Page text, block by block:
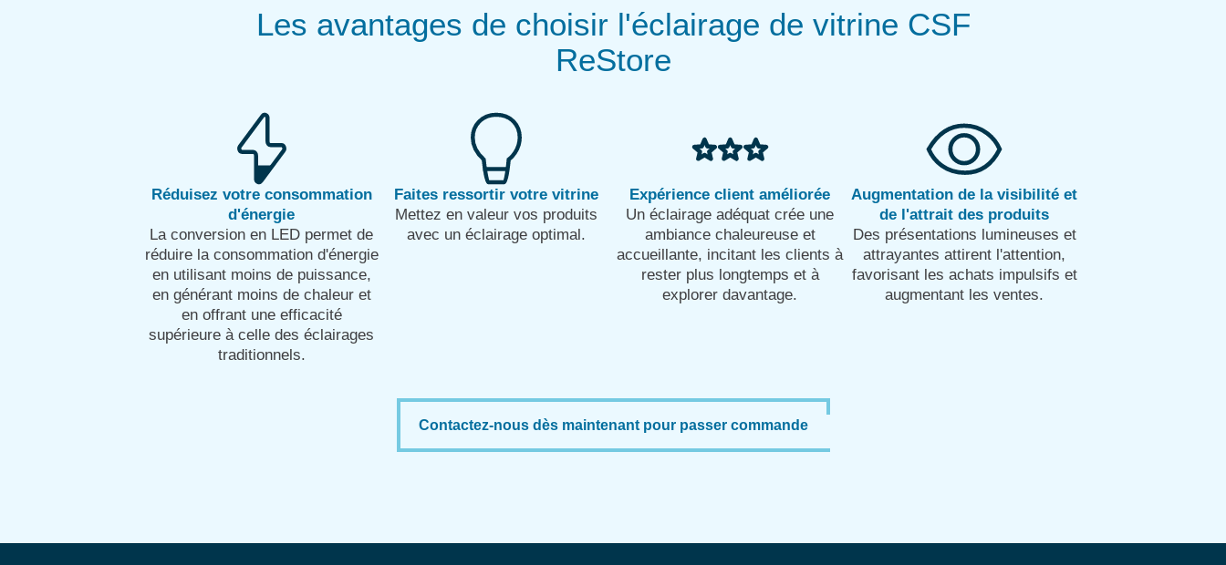
Les avantages de choisir l'éclairage de vitrine CSF
ReStore
Réduisez votre consommation
d'énergie
La conversion en LED permet de
réduire la consommation d'énergie
en utilisant moins de puissance,
en générant moins de chaleur et
en offrant une efficacité
supérieure à celle des éclairages
traditionnels.
Faites ressortir votre vitrine
Mettez en valeur vos produits
avec un éclairage optimal.
Expérience client améliorée
Un éclairage adéquat crée une
ambiance chaleureuse et
accueillante, incitant les clients à
rester plus longtemps et à
explorer davantage.
Augmentation de la visibilité et
de l'attrait des produits
Des présentations lumineuses et
attrayantes attirent l'attention,
favorisant les achats impulsifs et
augmentant les ventes.
Contactez-nous dès maintenant pour passer commande